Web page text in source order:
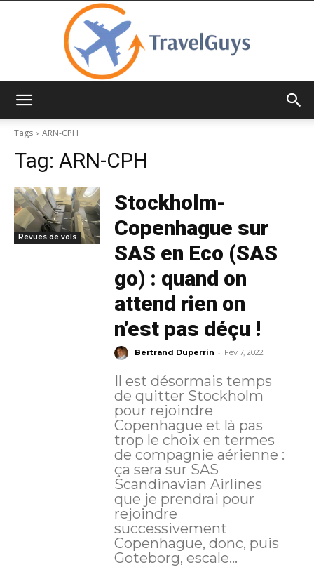
Tags
ARN-CPH
Tag: ARN-CPH
Revues de vols
Stockholm-
Copenhague sur
SAS en Eco (SAS
go) : quand on
attend rien on
n’est pas déçu !
Bertrand Duperrin - Fév 7, 2022
Il est désormais temps
de quitter Stockholm
pour rejoindre
Copenhague et là pas
trop le choix en termes
de compagnie aérienne :
ça sera sur SAS
Scandinavian Airlines
que je prendrai pour
rejoindre
successivement
Copenhague, donc, puis
Goteborg, escale...